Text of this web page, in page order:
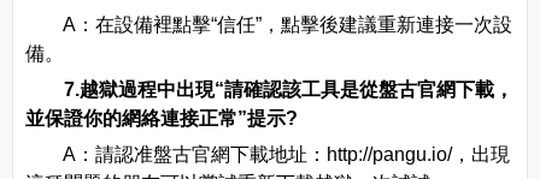
A：在設備裡點擊“信任”，點擊後建議重新連接一次設
備。
7.越獄過程中出現“請確認該工具是從盤古官網下載，
並保證你的網絡連接正常”提示?
A：請認准盤古官網下載地址：http://pangu.io/，出現